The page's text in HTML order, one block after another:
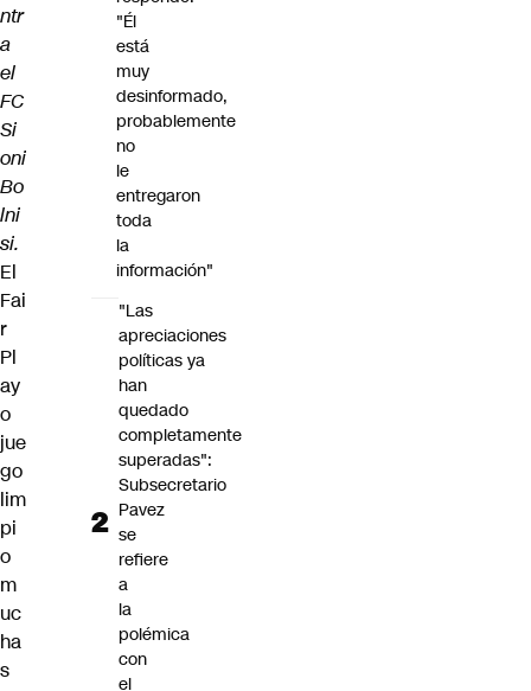
ntr
a
el
FC
Si
oni
Bo
lni
si.
El
Fai
r
Pl
ay
o
jue
go
lim
pi
o
m
uc
ha
s
"Él
está
muy
desinformado,
probablemente
no
le
entregaron
toda
la
información"
"Las
apreciaciones
políticas ya
han
quedado
completamente
superadas":
Subsecretario
Pavez
se
refiere
a
la
polémica
con
el